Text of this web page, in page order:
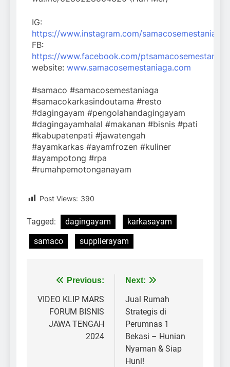
IG:
https://www.instagram.com/samacosemestaniaga/
FB:
https://www.facebook.com/
website: www.samacosemestaniaga.com
#samaco #samacosemestaniaga
#samacokarkasindoutama #resto
#dagingayam #pengolahandagingayam
#dagingayamhalal #makanan #bisnis #pati
#kabupatenpati #jawatengah
#ayamkarkas #ayamfrozen #kuliner
#ayampotong #rpa
#rumahpemotonganayam
Post Views: 390
Tagged: dagingayam
karkasayam
samaco
supplierayam
Previous:
VIDEO KLIP MARS
FORUM BISNIS
JAWA TENGAH
2024
Next:
Jual Rumah
Strategis di
Perumnas 1
Bekasi – Hunian
Nyaman & Siap
Huni!